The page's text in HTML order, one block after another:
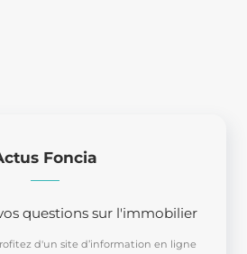
Foncia
questions sur l'immobilier
d'un site d’information en ligne